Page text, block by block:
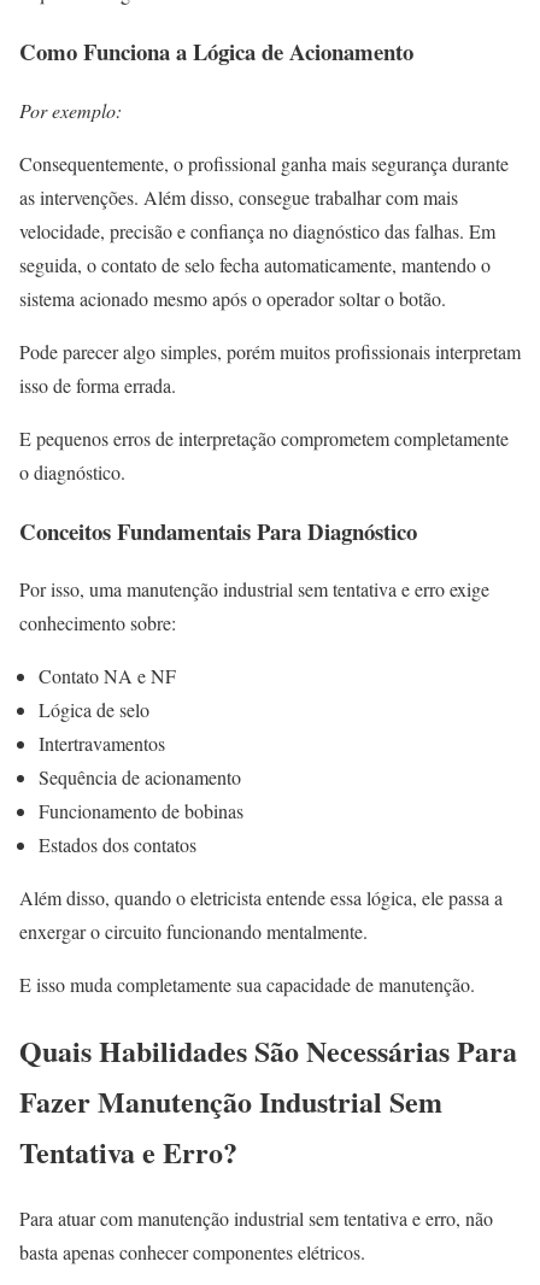
Como Funciona a Lógica de Acionamento
Por exemplo:
Consequentemente, o profissional ganha mais segurança durante
as intervenções. Além disso, consegue trabalhar com mais
velocidade, precisão e confiança no diagnóstico das falhas. Em
seguida, o contato de selo fecha automaticamente, mantendo o
sistema acionado mesmo após o operador soltar o botão.
Pode parecer algo simples, porém muitos profissionais interpretam
isso de forma errada.
E pequenos erros de interpretação comprometem completamente
o diagnóstico.
Conceitos Fundamentais Para Diagnóstico
Por isso, uma manutenção industrial sem tentativa e erro exige
conhecimento sobre:
Contato NA e NF
Lógica de selo
Intertravamentos
Sequência de acionamento
Funcionamento de bobinas
Estados dos contatos
Além disso, quando o eletricista entende essa lógica, ele passa a
enxergar o circuito funcionando mentalmente.
E isso muda completamente sua capacidade de manutenção.
Quais Habilidades São Necessárias Para
Fazer Manutenção Industrial Sem
Tentativa e Erro?
Para atuar com manutenção industrial sem tentativa e erro, não
basta apenas conhecer componentes elétricos.